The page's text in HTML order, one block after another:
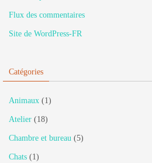
Flux des commentaires
Site de WordPress-FR
Catégories
Animaux (1)
Atelier (18)
Chambre et bureau (5)
Chats (1)